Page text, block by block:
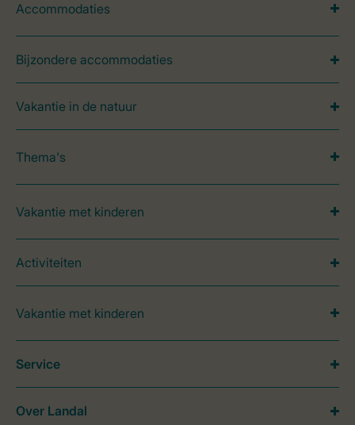
Accommodaties
Bijzondere accommodaties
Vakantie in de natuur
Thema's
Vakantie met kinderen
Activiteiten
Vakantie met kinderen
Service
Over Landal